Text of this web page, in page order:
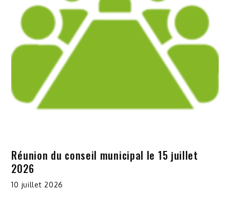
Réunion du conseil municipal le 15 juillet
2026
10 juillet 2026